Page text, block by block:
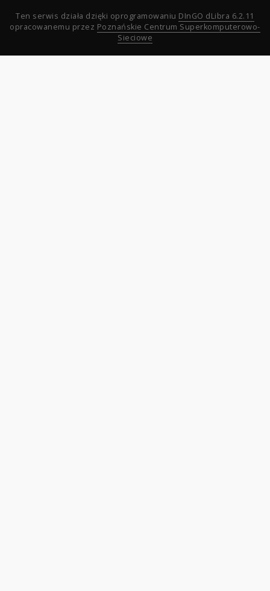
Ten serwis działa dzięki oprogramowaniu DInGO dLibra 6.2.11
opracowanemu przez Poznańskie Centrum Superkomputerowo-
Sieciowe